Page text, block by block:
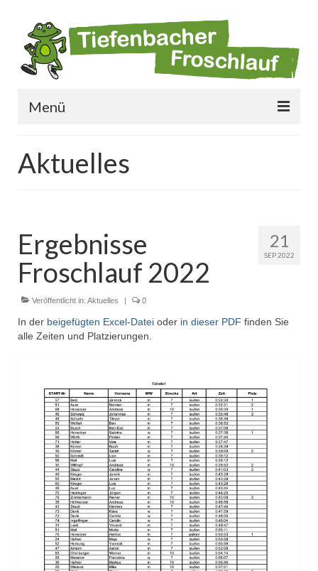
Menü
Anmeldung
Kontakt
Impressum + Datenschutz
Aktuelles
21
SEP 2022
Ergebnisse
Froschlauf 2022
Veröffentlicht in: Aktuelles 0
In der beigefügten Excel-Datei oder in dieser PDF finden Sie
alle Zeiten und Platzierungen.